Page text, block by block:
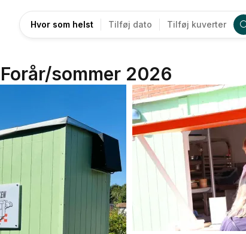
Hvor som helst Tilføj dato Tilføj kuverter
sommer 2026